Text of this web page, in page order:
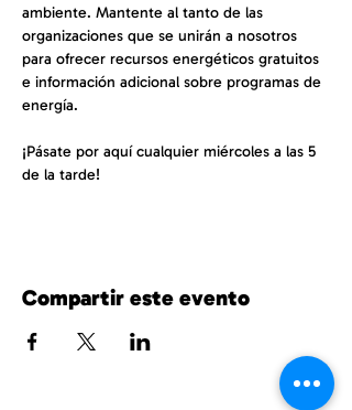
ambiente. Mantente al tanto de las
organizaciones que se unirán a nosotros
para ofrecer recursos energéticos gratuitos
e información adicional sobre programas de
energía.
¡Pásate por aquí cualquier miércoles a las 5
de la tarde!
Compartir este evento